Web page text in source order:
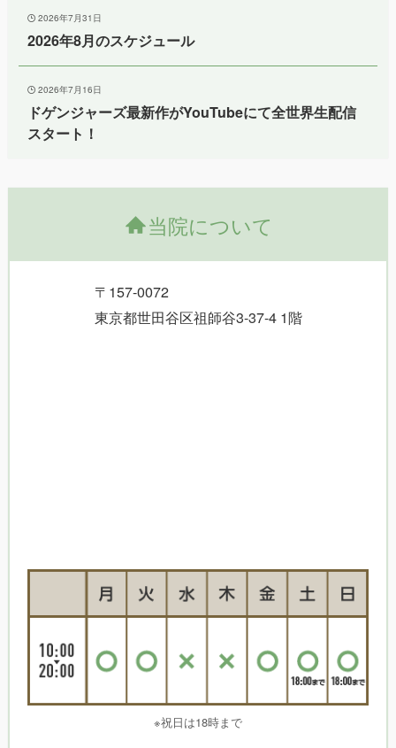
2026年7月31日
2026年8月のスケジュール
2026年7月16日
ドゲンジャーズ最新作がYouTubeにて全世界生配信
スタート！
当院について
〒157-0072
東京都世田谷区祖師谷3-37-4 1階
※祝日は18時まで